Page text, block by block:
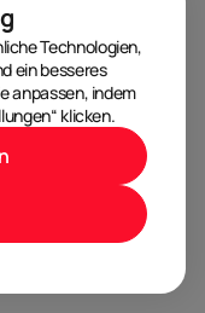
Technologien,
ein besseres
anpassen, indem
klicken.